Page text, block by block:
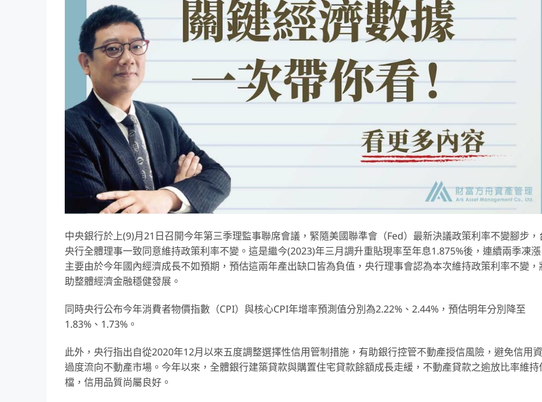
中央銀行於上(9)月21日召開今年第三季理監事聯席會議，緊隨美國聯準會（Fed）最新決議政策利率不變腳步，
央行全體理事一致同意維持政策利率不變。這是繼今(2023)年三月調升重貼現率至年息1.875%後，連續兩季凍漲
主要由於今年國內經濟成長不如預期，預估這兩年產出缺口皆為負值，央行理事會認為本次維持政策利率不變，
助整體經濟金融穩健發展。
同時央行公布今年消費者物價指數（CPI）與核心CPI年增率預測值分別為2.22%、2.44%，預估明年分別降至
1.83%、1.73%。
此外，央行指出自從2020年12月以來五度調整選擇性信用管制措施，有助銀行控管不動產授信風險，避免信用
過度流向不動產市場。今年以來，全體銀行建築貸款與購置住宅貸款餘額成長走緩，不動產貸款之逾放比率維持
檔，信用品質尚屬良好。